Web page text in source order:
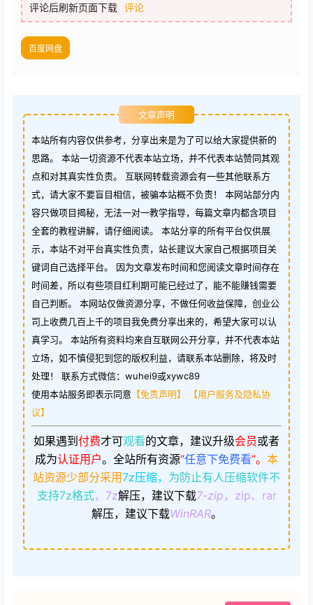
评论后刷新页面下载 评论
百度网盘
文章声明
本站所有内容仅供参考，分享出来是为了可以给大家提供新的
思路。 本站一切资源不代表本站立场，并不代表本站赞同其观
点和对其真实性负责。 互联网转载资源会有一些其他联系方
式，请大家不要盲目相信，被骗本站概不负责！ 本网站部分内
容只做项目揭秘，无法一对一教学指导，每篇文章内都含项目
全套的教程讲解，请仔细阅读。 本站分享的所有平台仅供展
示，本站不对平台真实性负责，站长建议大家自己根据项目关
键词自己选择平台。 因为文章发布时间和您阅读文章时间存在
时间差，所以有些项目红利期可能已经过了，能不能赚钱需要
自己判断。 本网站仅做资源分享，不做任何收益保障，创业公
司上收费几百上千的项目我免费分享出来的，希望大家可以认
真学习。 本站所有资料均来自互联网公开分享，并不代表本站
立场，如不慎侵犯到您的版权利益，请联系本站删除，将及时
处理！ 联系方式微信：wuhei9或xywc89
使用本站服务即表示同意 【免责声明】
【用户服务及隐私协
议】
如果遇到付费才可观看的文章，建议升级会员或者
成为认证用户。 全站所有资源“任意下免费看”。 本
站资源少部分采用7z压缩， 为防止有人压缩软件不
支持7z格式，7z解压，建议下载7-zip ，zip、rar
解压，建议下载WinRAR。